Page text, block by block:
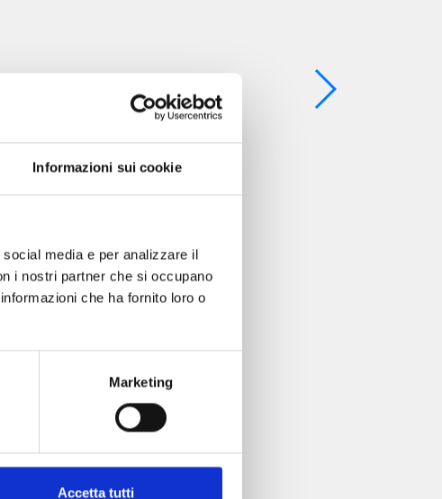
Informazioni sui cookie
media e per analizzare il
i nostri partner che si occupano
che ha fornito loro o
Marketing
Accetta tutti